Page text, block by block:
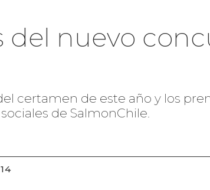
del nuevo
certamen de este año y los
de SalmonChile.